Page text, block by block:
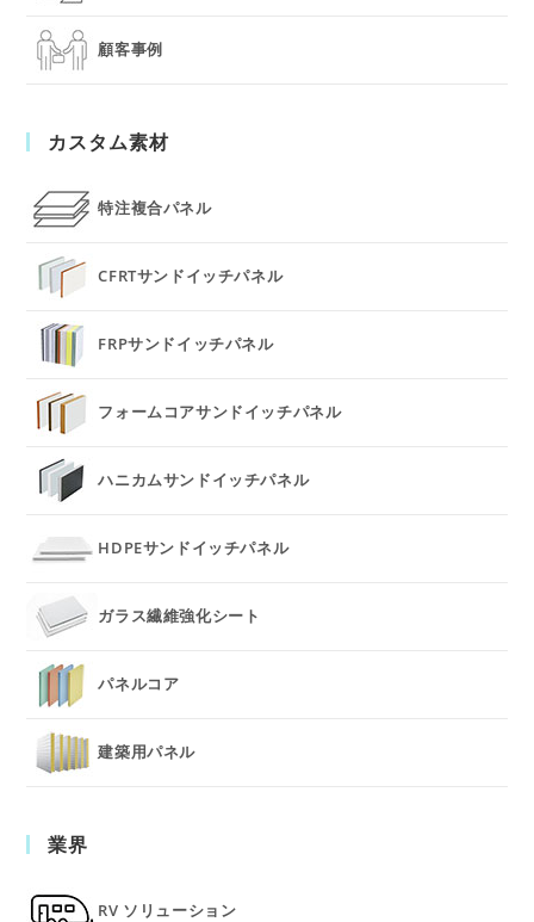
顧客事例
カスタム素材
特注複合パネル
CFRTサンドイッチパネル
FRPサンドイッチパネル
フォームコアサンドイッチパネル
ハニカムサンドイッチパネル
HDPEサンドイッチパネル
ガラス繊維強化シート
パネルコア
建築用パネル
業界
RV ソリューション